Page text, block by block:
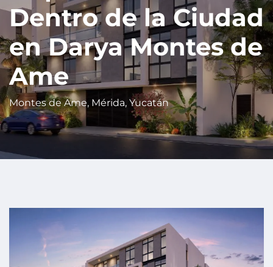
Dentro de la Ciudad
en Darya Montes de
Ame
Montes de Ame, Mérida, Yucatán